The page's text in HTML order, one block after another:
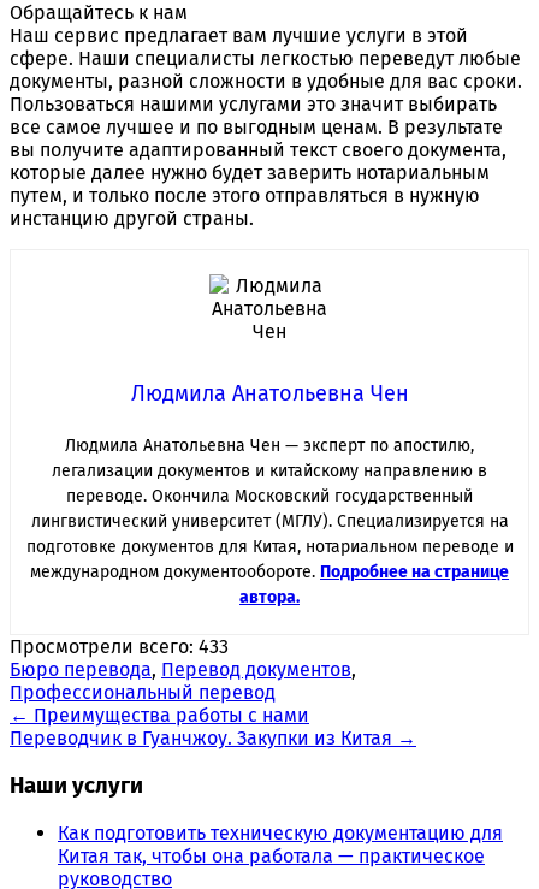
Обращайтесь к нам
Наш сервис предлагает вам лучшие услуги в этой
сфере. Наши специалисты легкостью переведут любые
документы, разной сложности в удобные для вас сроки.
Пользоваться нашими услугами это значит выбирать
все самое лучшее и по выгодным ценам. В результате
вы получите адаптированный текст своего документа,
которые далее нужно будет заверить нотариальным
путем, и только после этого отправляться в нужную
инстанцию другой страны.
Людмила Анатольевна Чен
Людмила Анатольевна Чен — эксперт по апостилю,
легализации документов и китайскому направлению в
переводе. Окончила Московский государственный
лингвистический университет (МГЛУ). Специализируется на
подготовке документов для Китая, нотариальном переводе и
международном документообороте. Подробнее на странице
автора.
Просмотрели всего: 433
Бюро перевода, Перевод документов,
Профессиональный перевод
Навигация
по
← Преимущества работы с нами
Переводчик в Гуанчжоу. Закупки из Китая →
Наши услуги
Как подготовить техническую документацию для
Китая так, чтобы она работала — практическое
руководство